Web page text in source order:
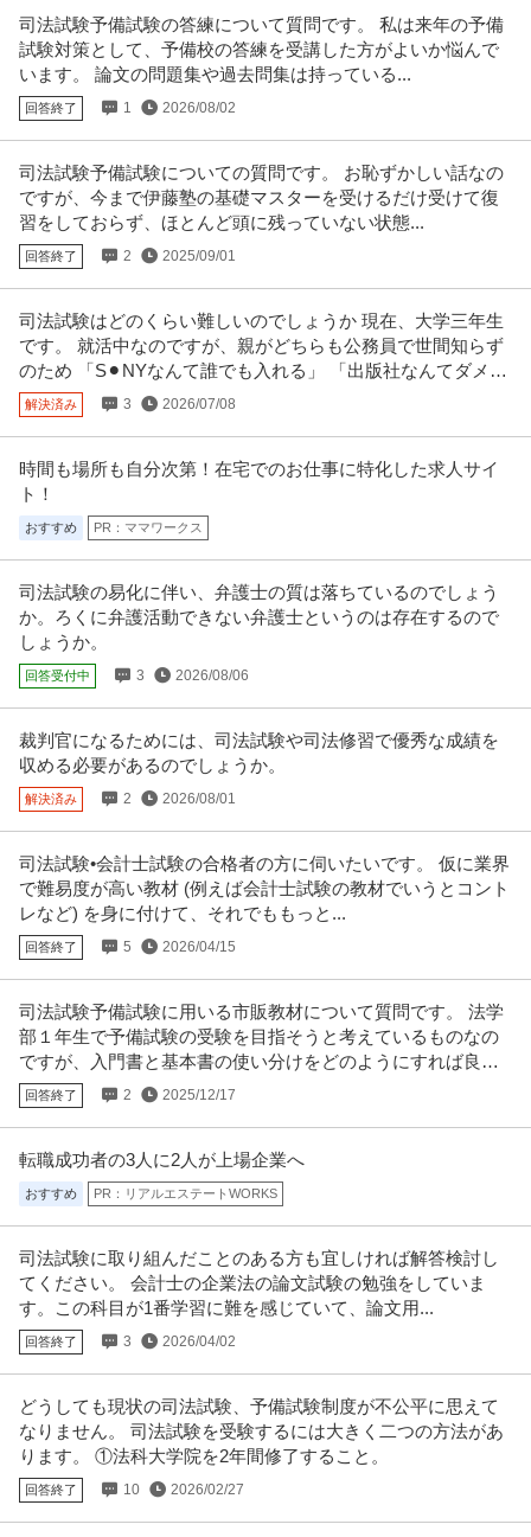
司法試験予備試験の答練について質問です。 私は来年の予備
試験対策として、予備校の答練を受講した方がよいか悩んで
います。 論文の問題集や過去問集は持っている...
回答終了 1 2026/08/02
司法試験予備試験についての質問です。 お恥ずかしい話なの
ですが、今まで伊藤塾の基礎マスターを受けるだけ受けて復
習をしておらず、ほとんど頭に残っていない状態...
回答終了 2 2025/09/01
司法試験はどのくらい難しいのでしょうか 現在、大学三年生
です。 就活中なのですが、親がどちらも公務員で世間知らず
のため 「S⚫︎NYなんて誰でも入れる」 「出版社なんてダメ
だ」
解決済み 3 2026/07/08
時間も場所も自分次第！在宅でのお仕事に特化した求人サイ
ト！
おすすめ PR：ママワークス
司法試験の易化に伴い、弁護士の質は落ちているのでしょう
か。ろくに弁護活動できない弁護士というのは存在するので
しょうか。
回答受付中 3 2026/08/06
裁判官になるためには、司法試験や司法修習で優秀な成績を
収める必要があるのでしょうか。
解決済み 2 2026/08/01
司法試験•会計士試験の合格者の方に伺いたいです。 仮に業界
で難易度が高い教材 (例えば会計士試験の教材でいうとコント
レなど) を身に付けて、それでももっと...
回答終了 5 2026/04/15
司法試験予備試験に用いる市販教材について質問です。 法学
部１年生で予備試験の受験を目指そうと考えているものなの
ですが、入門書と基本書の使い分けをどのようにすれば良い
か迷っています。
回答終了 2 2025/12/17
転職成功者の3人に2人が上場企業へ
おすすめ PR：リアルエステートWORKS
司法試験に取り組んだことのある方も宜しければ解答検討し
てください。 会計士の企業法の論文試験の勉強をしていま
す。この科目が1番学習に難を感じていて、論文用...
回答終了 3 2026/04/02
どうしても現状の司法試験、予備試験制度が不公平に思えて
なりません。 司法試験を受験するには大きく二つの方法があ
ります。 ①法科大学院を2年間修了すること。
回答終了 10 2026/02/27